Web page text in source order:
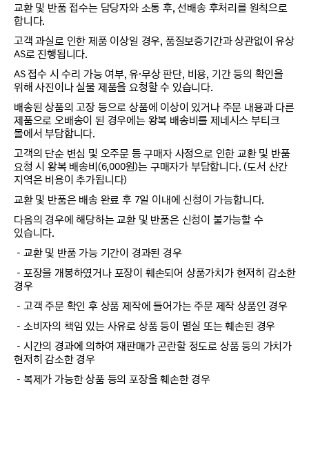
교환 및 반품 접수는 담당자와 소통 후, 선배송 후처리를 원칙으로
합니다.
고객 과실로 인한 제품 이상일 경우, 품질보증기간과 상관없이 유상
AS로 진행됩니다.
AS 접수 시 수리 가능 여부, 유·무상 판단, 비용, 기간 등의 확인을
위해 사진이나 실물 제품을 요청할 수 있습니다.
배송된 상품의 고장 등으로 상품에 이상이 있거나 주문 내용과 다른
제품으로 오배송이 된 경우에는 왕복 배송비를 제네시스 부티크
몰에서 부담합니다.
고객의 단순 변심 및 오주문 등 구매자 사정으로 인한 교환 및 반품
요청 시 왕복 배송비(6,000원)는 구매자가 부담합니다. (도서 산간
지역은 비용이 추가됩니다)
교환 및 반품은 배송 완료 후 7일 이내에 신청이 가능합니다.
다음의 경우에 해당하는 교환 및 반품은 신청이 불가능할 수
있습니다.
－교환 및 반품 가능 기간이 경과된 경우
－포장을 개봉하였거나 포장이 훼손되어 상품가치가 현저히 감소한
경우
－고객 주문 확인 후 상품 제작에 들어가는 주문 제작 상품인 경우
－소비자의 책임 있는 사유로 상품 등이 멸실 또는 훼손된 경우
－시간의 경과에 의하여 재판매가 곤란할 정도로 상품 등의 가치가
현저히 감소한 경우
－복제가 가능한 상품 등의 포장을 훼손한 경우